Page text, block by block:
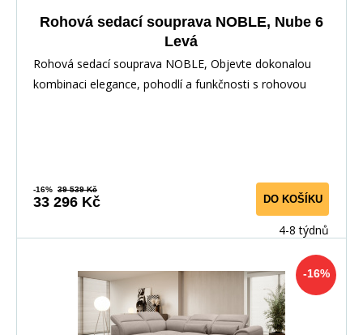
Rohová sedací souprava NOBLE, Nube 6
Levá
Rohová sedací souprava NOBLE, Objevte dokonalou
kombinaci elegance, pohodlí a funkčnosti s rohovou
-16% 39 539 Kč
33 296 Kč DO KOŠÍKU
4-8 týdnů
-16%